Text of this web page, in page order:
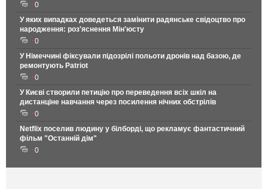
0
У яких випадках доведеться замінити радянське свідоцтво про
народження: роз'яснення Мін'юсту
0
У Німеччині фіксували підозрілі польоти дронів над базою, де
ремонтують Patriot
0
У Києві створили петицію про переведення всіх шкіл на
дистанціне навчання через посилення нічних обстрілів
0
Netflix поселив людину у білборді, що рекламує фантастичний
фільм "Останній дім"
0